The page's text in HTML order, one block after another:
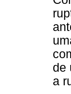
de
a